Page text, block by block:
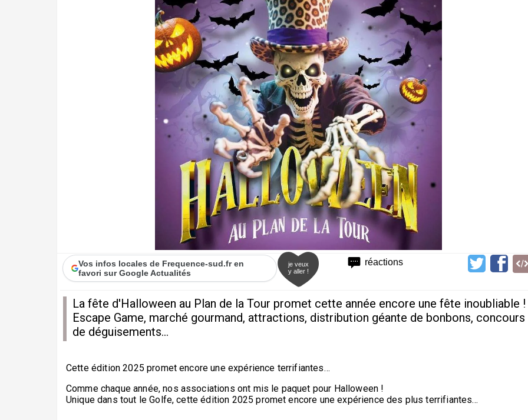
réactions
Vos infos locales de Frequence-sud.fr en
favori sur Google Actualités
je veux
y aller !
La fête d'Halloween au Plan de la Tour promet cette année encore une fête inoubliable !
Escape Game, marché gourmand, attractions, distribution géante de bonbons, concours
de déguisements...
Cette édition 2025 promet encore une expérience terrifiantes…
Comme chaque année, nos associations ont mis le paquet pour Halloween !
Unique dans tout le Golfe, cette édition 2025 promet encore une expérience des plus terrifiantes…